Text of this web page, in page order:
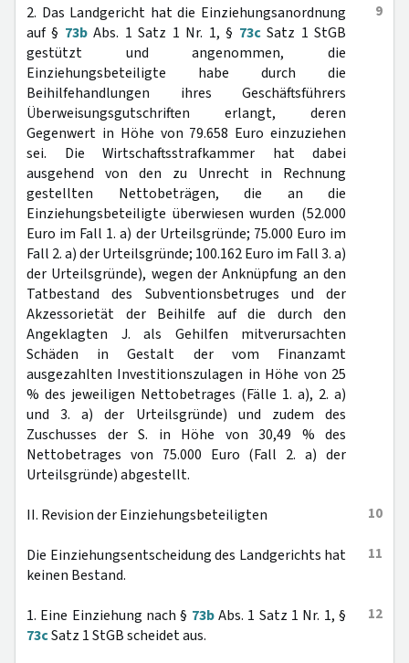
9
2. Das Landgericht hat die Einziehungsanordnung
auf § 73bAbs. 1 Satz 1 Nr. 1, § 73cSatz 1 StGB
gestützt und angenommen, die
Einziehungsbeteiligte habe durch die
Beihilfehandlungen ihres Geschäftsführers
Überweisungsgutschriften erlangt, deren
Gegenwert in Höhe von 79.658 Euro einzuziehen
sei. Die Wirtschaftsstrafkammer hat dabei
ausgehend von den zu Unrecht in Rechnung
gestellten Nettobeträgen, die an die
Einziehungsbeteiligte überwiesen wurden (52.000
Euro im Fall 1. a) der Urteilsgründe; 75.000 Euro im
Fall 2. a) der Urteilsgründe; 100.162 Euro im Fall 3. a)
der Urteilsgründe), wegen der Anknüpfung an den
Tatbestand des Subventionsbetruges und der
Akzessorietät der Beihilfe auf die durch den
Angeklagten J. als Gehilfen mitverursachten
Schäden in Gestalt der vom Finanzamt
ausgezahlten Investitionszulagen in Höhe von 25
% des jeweiligen Nettobetrages (Fälle 1. a), 2. a)
und 3. a) der Urteilsgründe) und zudem des
Zuschusses der S. in Höhe von 30,49 % des
Nettobetrages von 75.000 Euro (Fall 2. a) der
Urteilsgründe) abgestellt.
10
II. Revision der Einziehungsbeteiligten
11
Die Einziehungsentscheidung des Landgerichts hat
keinen Bestand.
12
1. Eine Einziehung nach § 73bAbs. 1 Satz 1 Nr. 1, §
73cSatz 1 StGB scheidet aus.